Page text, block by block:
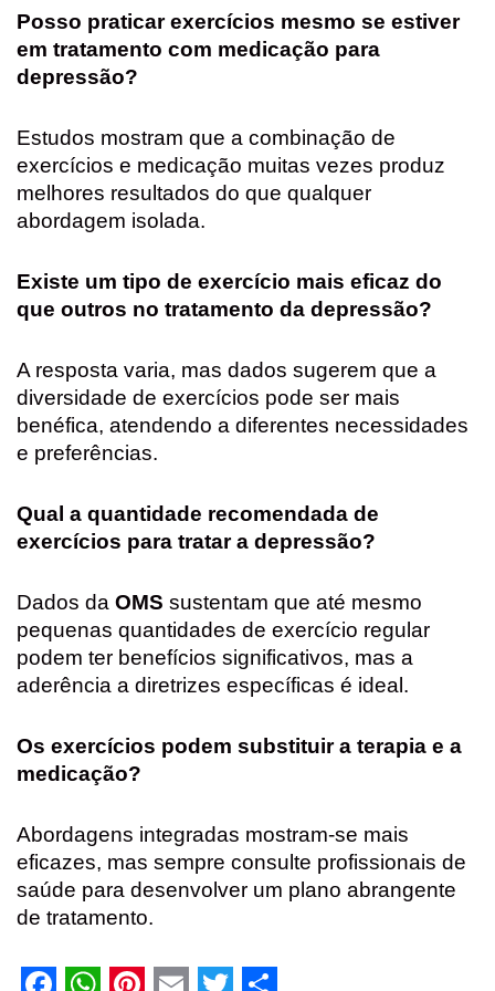
Posso praticar exercícios mesmo se estiver
em tratamento com medicação para
depressão?
Estudos mostram que a combinação de
exercícios e medicação muitas vezes produz
melhores resultados do que qualquer
abordagem isolada.
Existe um tipo de exercício mais eficaz do
que outros no tratamento da depressão?
A resposta varia, mas dados sugerem que a
diversidade de exercícios pode ser mais
benéfica, atendendo a diferentes necessidades
e preferências.
Qual a quantidade recomendada de
exercícios para tratar a depressão?
Dados da OMS sustentam que até mesmo
pequenas quantidades de exercício regular
podem ter benefícios significativos, mas a
aderência a diretrizes específicas é ideal.
Os exercícios podem substituir a terapia e a
medicação?
Abordagens integradas mostram-se mais
eficazes, mas sempre consulte profissionais de
saúde para desenvolver um plano abrangente
de tratamento.